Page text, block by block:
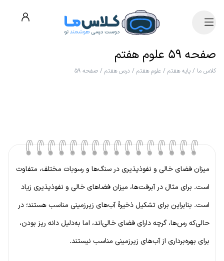
صفحه ۵۹ علوم هفتم
کلاس ما / پایه هفتم / علوم هفتم / درس هفتم / صفحه ۵۹
میزان فضای خالی و نفوذپذیری در سنگ‌ها و رسوبات مختلف، متفاوت
است. برای مثال در آبرفت‌ها، میزان فضاهای خالی و نفوذپذیری زیاد
است. بنابراین برای تشکیل ذخیرهٔ آب‌های زیرزمینی مناسب هستند؛ در
حالی‌که رس‌ها، گرچه دارای فضای خالی‌اند، اما به‌دلیل دانه ریز بودن،
برای بهره‌برداری از آب‌های زیرزمینی مناسب نیستند.